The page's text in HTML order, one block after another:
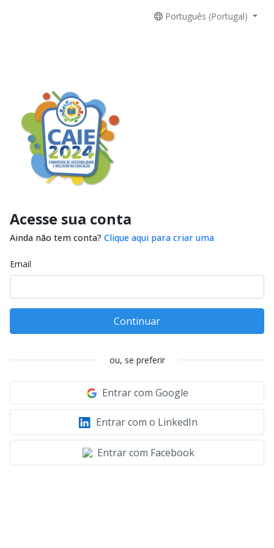
Português (Portugal)
Acesse sua conta
Ainda não tem conta? Clique aqui para criar uma
Email
Continuar
ou, se preferir
Entrar com Google
Entrar com o LinkedIn
Entrar com Facebook